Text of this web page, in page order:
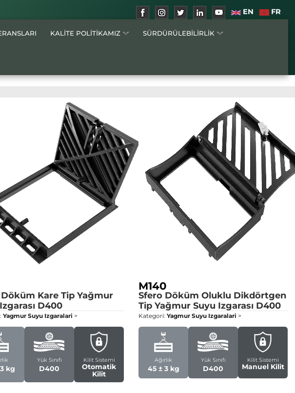
EN FR
KALİTE POLİTİKAMIZ SÜRDÜRÜLEBİLİRLİK
Kare Tip Yağmur
D400
Yagmur Suyu Izgaralari >
kg
Yük Sınıfı
D400
Kilit Sistemi
Otomatik
Kilit
M140
Sfero Döküm Oluklu Dikdörtgen
Tip Yağmur Suyu Izgarası D400
Kategori: Yagmur Suyu Izgaralari >
Ağırlık
45 ± 3 kg
Yük Sınıfı
D400
Kilit Sistemi
Manuel Kilit